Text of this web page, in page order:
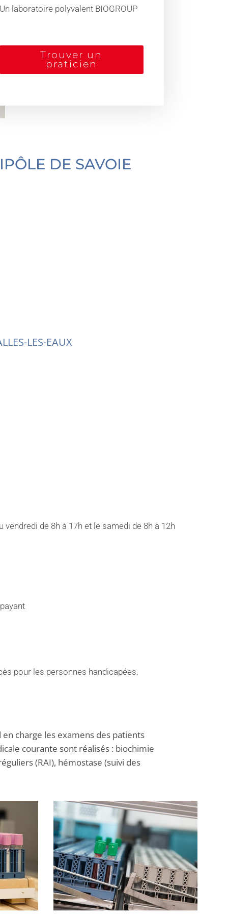
Un laboratoire polyvalent BIOGROUP
Trouver un
praticien
DE SAVOIE
LES-EAUX
vendredi de 8h à 17h et le samedi de 8h à 12h
pour les personnes handicapées.
en charge les examens des patients
courante sont réalisés : biochimie
(RAI), hémostase (suivi des